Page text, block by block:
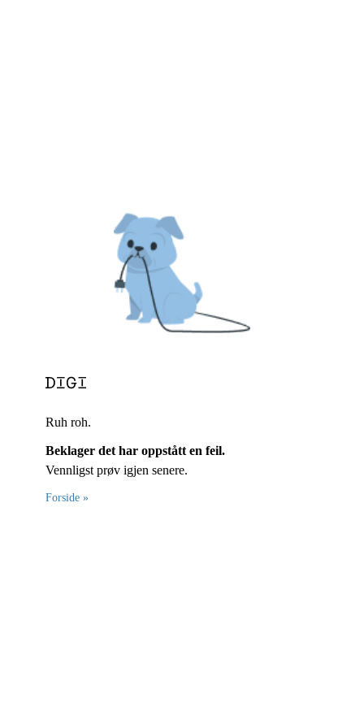
Ruh roh.
Beklager det har oppstått en feil.
Vennligst prøv igjen senere.
Forside »